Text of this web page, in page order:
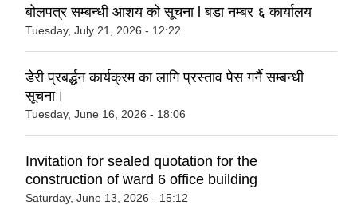
बोलपत्र सम्बन्धी आशय को सूचना l बडा नम्बर ६ कार्यालय
Tuesday, July 21, 2026 - 12:22
डेरी प्रबर्द्धन कार्यक्रम का लागि प्रस्ताव पेस गर्नै सम्बन्धी
सूचना।
Tuesday, June 16, 2026 - 18:06
Invitation for sealed quotation for the
construction of ward 6 office building
Saturday, June 13, 2026 - 15:12